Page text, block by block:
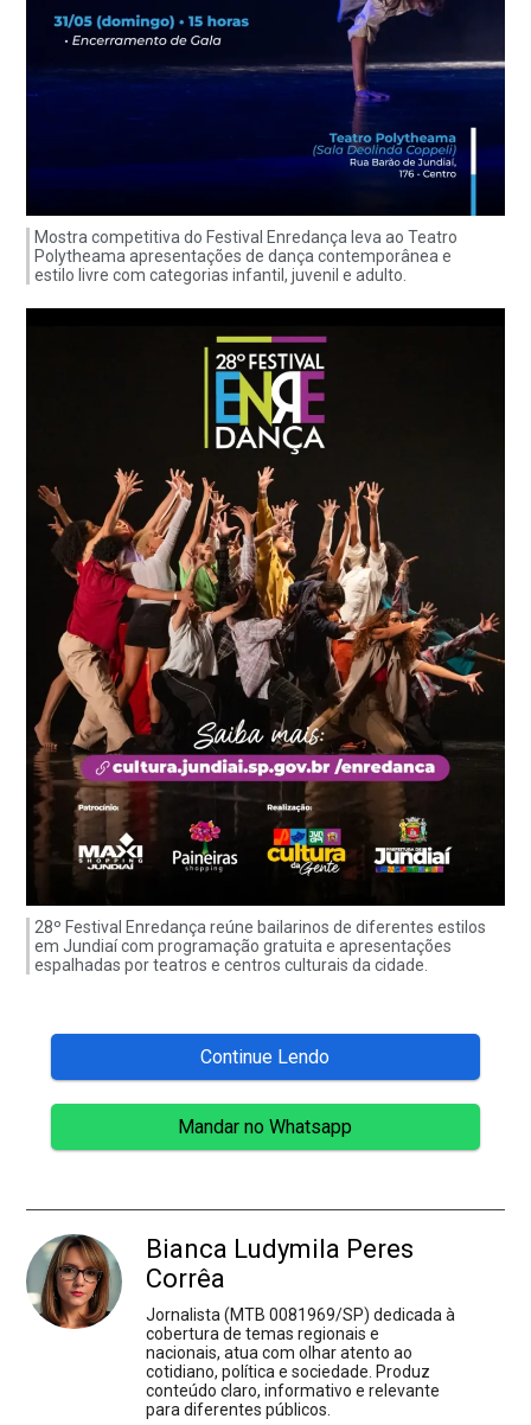
Mostra competitiva do Festival Enredança leva ao Teatro
Polytheama apresentações de dança contemporânea e
estilo livre com categorias infantil, juvenil e adulto.
28º Festival Enredança reúne bailarinos de diferentes estilos
em Jundiaí com programação gratuita e apresentações
espalhadas por teatros e centros culturais da cidade.
Continue Lendo
Mandar no Whatsapp
Bianca Ludymila Peres
Corrêa
Jornalista (MTB 0081969/SP) dedicada à
cobertura de temas regionais e
nacionais, atua com olhar atento ao
cotidiano, política e sociedade. Produz
conteúdo claro, informativo e relevante
para diferentes públicos.